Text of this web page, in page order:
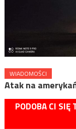
WIADOMOŚCI
Atak na
PODOBA CI SIĘ